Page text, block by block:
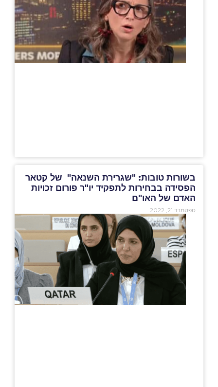
בשורות טובות: "שגרירת השנאה" של קטאר
הפסידה בבחירות לתפקיד יו"ר פורום זכויות
האדם של האו"ם
ספטמבר 21, 2022